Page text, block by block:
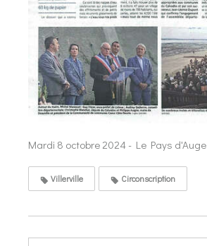
Mardi 8 octobre 2024 - Le Pays d'Auge
Villerville Circonscription